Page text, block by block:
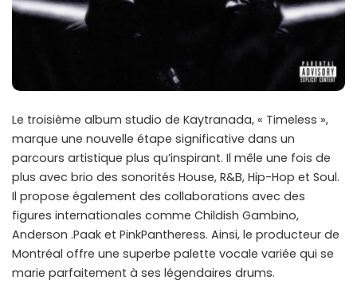
Le troisième album studio de Kaytranada, « Timeless »,
marque une nouvelle étape significative dans un
parcours artistique plus qu’inspirant. Il mêle une fois de
plus avec brio des sonorités House, R&B, Hip-Hop et Soul.
Il propose également des collaborations avec des
figures internationales comme Childish Gambino,
Anderson .Paak et PinkPantheress. Ainsi, le producteur de
Montréal offre une superbe palette vocale variée qui se
marie parfaitement à ses légendaires drums.